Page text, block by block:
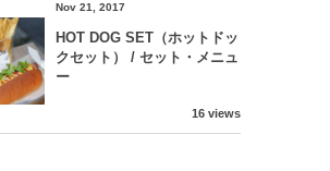
Nov 21, 2017
HOT DOG SET（ホットドッ
クセット） / セット・メニュ
ー
16 views